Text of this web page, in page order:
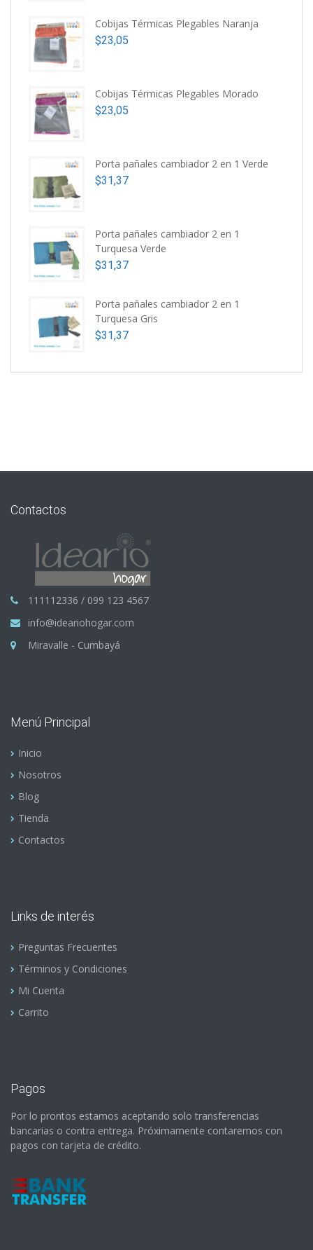
Cobijas Térmicas Plegables Naranja
$23,05
Cobijas Térmicas Plegables Morado
$23,05
Porta pañales cambiador 2 en 1 Verde
$31,37
Porta pañales cambiador 2 en 1
Turquesa Verde
$31,37
Porta pañales cambiador 2 en 1
Turquesa Gris
$31,37
Contactos
111112336 / 099 123 4567
info@ideariohogar.com
Miravalle - Cumbayá
Menú Principal
Inicio
Nosotros
Blog
Tienda
Contactos
Links de interés
Preguntas Frecuentes
Términos y Condiciones
Mi Cuenta
Carrito
Pagos
Por lo prontos estamos aceptando solo transferencias
bancarias o contra entrega. Próximamente contaremos con
pagos con tarjeta de crédito.